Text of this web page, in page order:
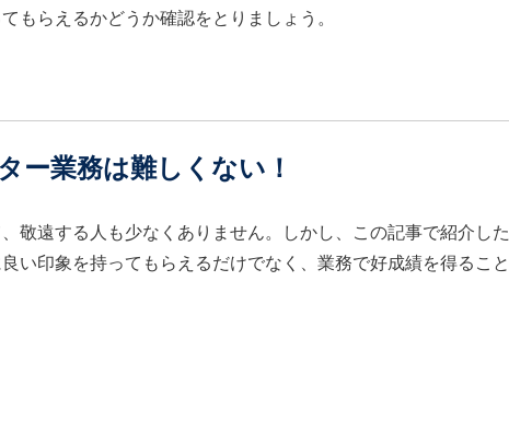
もらえるかどうか確認をとりましょう。
ー業務は難しくない！
敬遠する人も少なくありません。しかし、この記事で紹介した
い印象を持ってもらえるだけでなく、業務で好成績を得ること